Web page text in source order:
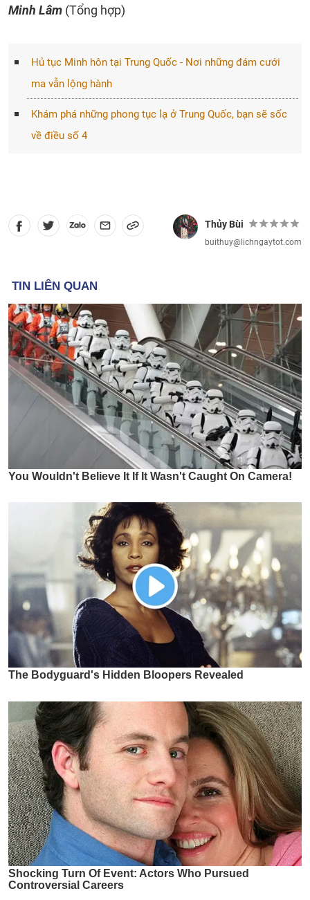
Minh Lâm (Tổng hợp)
Hủ tục Minh hôn tại Trung Quốc - Nơi những đám cưới
ma vẫn lộng hành
Khám phá những phong tục lạ ở Trung Quốc, bạn sẽ sốc
về điều số 4
Thủy Bùi
buithuy@lichngaytot.com